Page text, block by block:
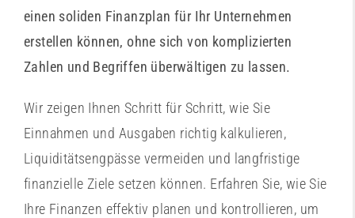
einen soliden Finanzplan für Ihr Unternehmen
erstellen können, ohne sich von komplizierten
Zahlen und Begriffen überwältigen zu lassen.
Wir zeigen Ihnen Schritt für Schritt, wie Sie
Einnahmen und Ausgaben richtig kalkulieren,
Liquiditätsengpässe vermeiden und langfristige
finanzielle Ziele setzen können. Erfahren Sie, wie Sie
Ihre Finanzen effektiv planen und kontrollieren, um